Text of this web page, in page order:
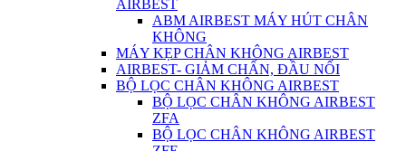
AIRBEST
ABM AIRBEST MÁY HÚT CHÂN
KHÔNG
MÁY KẸP CHÂN KHÔNG AIRBEST
AIRBEST- GIẢM CHẤN, ĐẦU NỐI
BỘ LỌC CHÂN KHÔNG AIRBEST
BỘ LỌC CHÂN KHÔNG AIRBEST
ZFA
BỘ LỌC CHÂN KHÔNG AIRBEST